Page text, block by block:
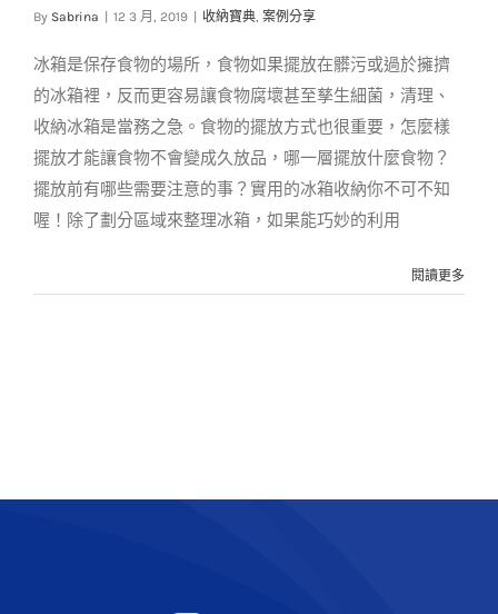
收納寶典 案例分享
By Sabrina 12 3 月, 2019 收納寶典, 案例分享
冰箱是保存食物的場所，食物如果擺放在髒污或過於擁擠
的冰箱裡，反而更容易讓食物腐壞甚至孳生細菌，清理、
收納冰箱是當務之急。食物的擺放方式也很重要，怎麼樣
擺放才能讓食物不會變成久放品，哪一層擺放什麼食物？
擺放前有哪些需要注意的事？實用的冰箱收納你不可不知
喔！除了劃分區域來整理冰箱，如果能巧妙的利用
閱讀更多